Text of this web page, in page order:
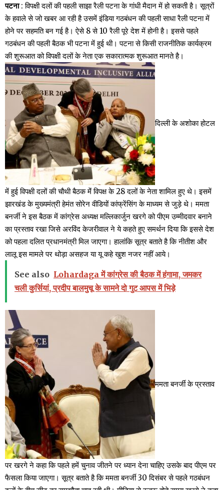
पटना: विपक्षी दलों की पहली साझा रैली पटना के गांधी मैदान में हो सकती है। सूत्रों
के हवाले से जो खबर आ रही है उसमें इंडिया गठबंधन की पहली साधा रैली पटना में
होने पर सहमति बन गई है। ऐसे 8 से 10 रैली पूरे देश में होनी है। इससे पहले
गठबंधन की पहली बैठक भी पटना में हुई थी। पटना से किसी राजनीतिक कार्यक्रम
की शुरूआत को विपक्षी दलों के नेता एक सकारात्मक शुरूआत मानते है।
दिल्ली के अशोका होटल
में हुई विपक्षी दलों की चौथी बैठक मेंं विपक्ष के 28 दलों के नेता शामिल हुए थे। इसमें
झारखंड के मुख्यमंत्री हेमंत सोरेन वीडियों कांफ्रेंसिंग के माध्यम से जुड़े थे। ममता
बनर्जी ने इस बैठक में कांग्रेस अध्यक्ष मल्लिकार्जुन खरगे को पीएम उम्मीदवार बनाने
का प्रस्ताव रखा जिसे अरविंद केजरीवाल ने ये कहते हुए समर्थन दिया कि इससे देश
को पहला दलित प्रधानमंत्री मिल जाएगा। हालांकि सूत्र बताते है कि नीतीश और
लालू इस मामले पर थोड़ा असहज या यू कहे खुश नजर नहीं आये।
See also Lohardaga में कांग्रेस की बैठक में हंगामा, जमकर
चली कुर्सियां, प्रदीप बालमुचू के सामने दो गुट आपस में भिड़े
ममता बनर्जी के प्रस्ताव
पर खरगे ने कहा कि पहले हमें चुनाव जीतने पर ध्यान देना चाहिए उसके बाद पीएम पर
फैसला किया जाएगा। सूत्र बताते है कि ममता बनर्जी 30 दिसंबर से पहले गठबंधन